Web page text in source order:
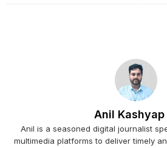
Anil Kashyap
Anil is a seasoned digital journalist
multimedia platforms to deliver timely